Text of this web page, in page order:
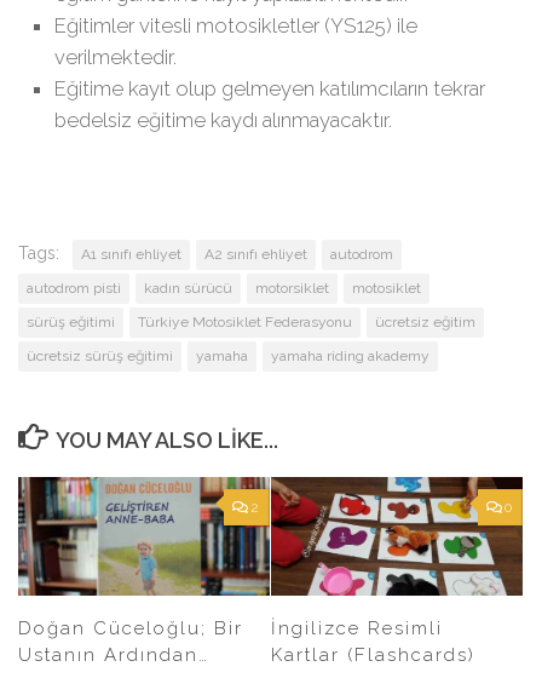
Eğitimler vitesli motosikletler (YS125) ile
verilmektedir.
Eğitime kayıt olup gelmeyen katılımcıların tekrar
bedelsiz eğitime kaydı alınmayacaktır.
Tags: A1 sınıfı ehliyet A2 sınıfı ehliyet
autodrom
autodrom pisti
kadın sürücü motorsiklet
motosiklet
sürüş eğitimi
Türkiye Motosiklet Federasyonu
ücretsiz eğitim
ücretsiz sürüş eğitimi
yamaha yamaha riding akademy
YOU MAY ALSO LIKE...
2
Doğan Cüceloğlu; Bir
Ustanın Ardından…
0
İngilizce Resimli
Kartlar (Flashcards)